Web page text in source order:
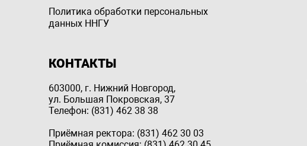
Политика обработки персональных
данных ННГУ
КОНТАКТЫ
603000, г. Нижний Новгород,
ул. Большая Покровская, 37
Телефон: (831) 462 38 38
Приёмная ректора: (831) 462 30 03